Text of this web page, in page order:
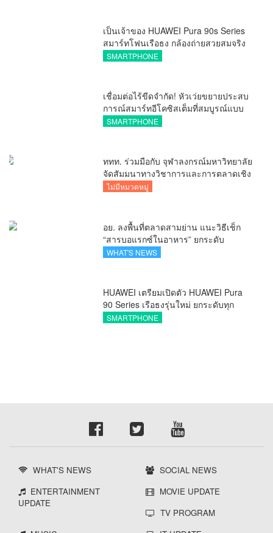
เป็นเจ้าของ HUAWEI Pura 90s Series
สมาร์ทโฟนเรือธง กล้องถ่ายสวยสมจริง
ทุกระยะ พร้อมของสมนาคุณและสิทธิ
SMARTPHONE
เชื่อมต่อไร้ขีดจำกัด! หัวเว่ยขยายประสบ
การณ์สมาร์ทอีโคซิสเต็มที่สมบูรณ์แบบ
ไร้รอยต่อ ครบ จบ ในที่เดียวที่ HUAWEI
SMARTPHONE
ททท. ร่วมมือกับ จุฬาลงกรณ์มหาวิทยาลัย
จัดสัมมนาทางวิชาการและการตลาดเชิง
รุกแนะเคล็ดลับปรับธุรกิจท่องเที่ยวไทย
ไม่มีหมวดหมู่
อย. ลงพื้นที่ตลาดสามย่าน แนะวิธีเช็ก
“สารบอแรกซ์ในอาหาร” ยกระดับ
ตลาดสดปลอดภัยเพื่อผู้บริโภค
WHAT'S NEWS
HUAWEI เตรียมเปิดตัว HUAWEI Pura
90 Series เรือธงรุ่นใหม่ ยกระดับทุก
โมเมนต์สำคัญของชีวิตด้วยนวัตกรรม
SMARTPHONE
WHAT'S NEWS
SOCIAL NEWS
ENTERTAINMENT
UPDATE
MOVIE UPDATE
TV PROGRAM